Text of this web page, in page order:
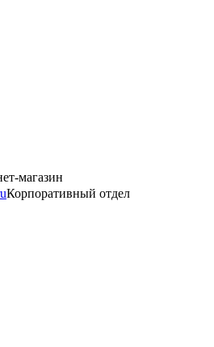
магазин
Корпоративный отдел